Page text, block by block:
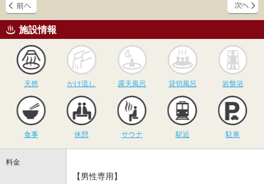
施設情報
天然
かけ流し
かけ流し
露天風呂
露天風呂
貸切風呂
貸切風呂 岩盤浴
食事 休憩
サウナ
サウナ 駅近 駐車
料金
【男性専用】